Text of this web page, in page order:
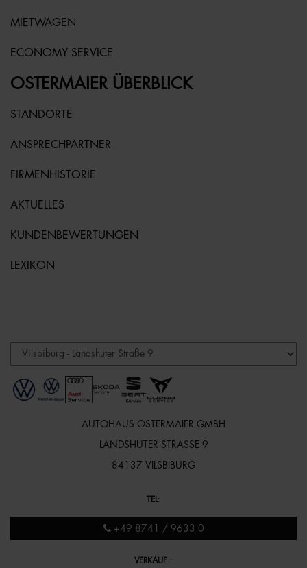
MIETWAGEN
ECONOMY SERVICE
OSTERMAIER ÜBERBLICK
STANDORTE
ANSPRECHPARTNER
FIRMENHISTORIE
AKTUELLES
KUNDENBEWERTUNGEN
LEXIKON
AUTOHAUS OSTERMAIER GMBH
LANDSHUTER STRASSE 9
84137 VILSBIBURG
TEL :
+49 8741 / 9633 0
VERKAUF :